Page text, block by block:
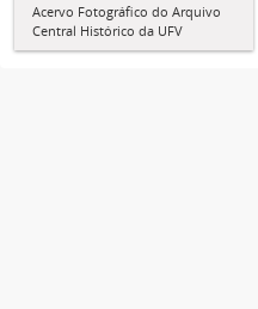
Acervo Fotográfico do Arquivo
Central Histórico da UFV